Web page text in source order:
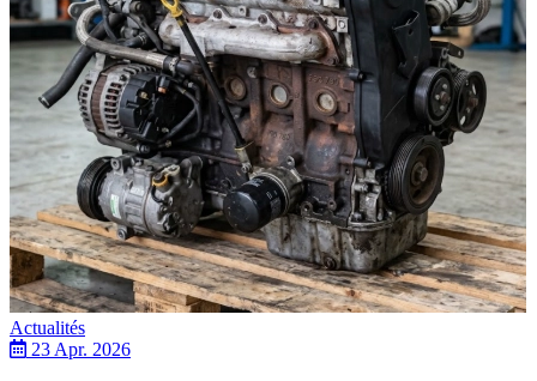
Actualités
23 Apr. 2026